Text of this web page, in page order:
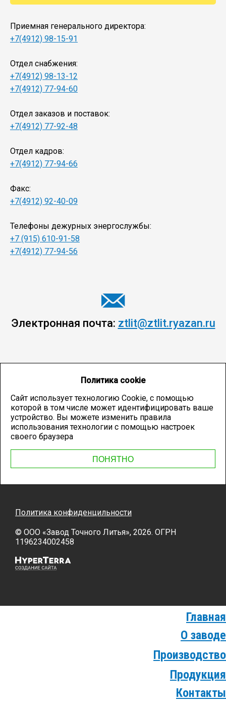
Главная
О заводе
Производство
Продукция
Контакты
Приемная генерального директора:
+7(4912) 98-15-91
Отдел снабжения:
+7(4912) 98-13-12
+7(4912) 77-94-60
Отдел заказов и поставок:
+7(4912) 77-92-48
Отдел кадров:
+7(4912) 77-94-66
Факс:
+7(4912) 92-40-09
Телефоны дежурных энергослужбы:
+7 (915) 610-91-58
+7(4912) 77-94-56
Электронная почта: ztlit@ztlit.ryazan.ru
Политика cookie
Сайт использует технологию Cookie, с помощью
которой в том числе может идентифицировать ваше
устройство. Вы можете изменить правила
использования технологии с помощью настроек
своего браузера
ПОНЯТНО
Политика конфиденцильности
© OOO «Завод Точного Литья», 2026. ОГРН
1196234002458